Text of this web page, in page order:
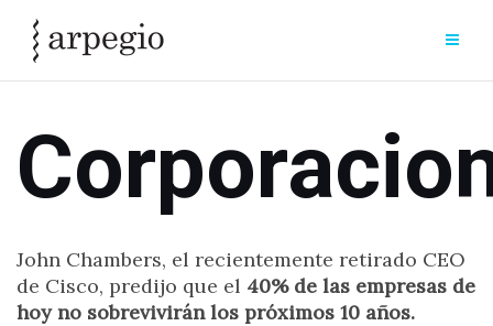
content
John Chambers, el recientemente retirado CEO
de Cisco, predijo que el 40% de las empresas de
hoy no sobrevivirán los próximos 10 años.